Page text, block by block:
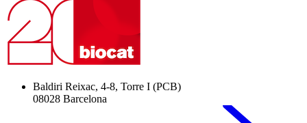
Baldiri Reixac, 4-8, Torre I (PCB)
08028 Barcelona